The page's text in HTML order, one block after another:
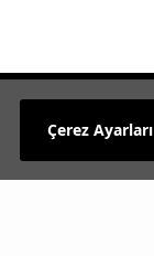
Çerez Ayarları